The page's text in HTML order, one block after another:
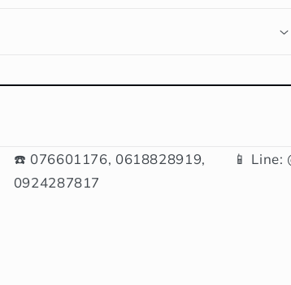
☎️ 076601176, 0618828919,
0924287817
📱 Line: